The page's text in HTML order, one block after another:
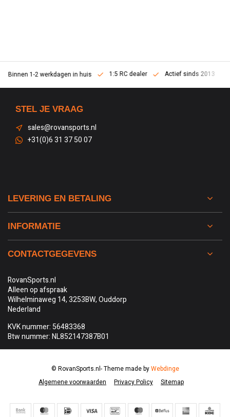
Binnen 1-2 werkdagen in huis 1:5 RC dealer Actief sinds 2013
STEL JE VRAAG
sales@rovansports.nl
+31(0)6 31 37 50 07
LEVERING EN BETALING
INFORMATIE
CONTACTGEGEVENS
RovanSports.nl
Alleen op afspraak
Wilhelminaweg 14, 3253BW, Ouddorp
Nederland
KVK nummer: 56483368
Btw nummer: NL852147387B01
Algemene voorwaarden Privacy Policy Sitemap
© RovanSports.nl- Theme made byWebdinge